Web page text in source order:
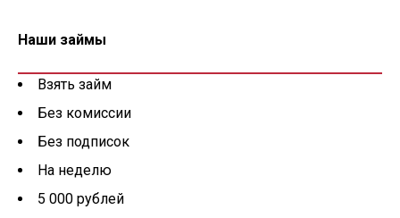
Наши займы
Взять займ
Без комиссии
Без подписок
На неделю
5 000 рублей